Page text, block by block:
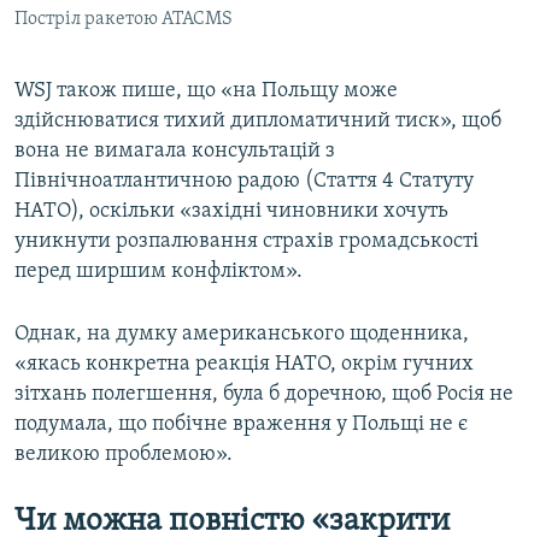
Постріл ракетою ATACMS
WSJ також пише, що «на Польщу може
здійснюватися тихий дипломатичний тиск», щоб
вона не вимагала консультацій з
Північноатлантичною радою (Стаття 4 Статуту
НАТО), оскільки «західні чиновники хочуть
уникнути розпалювання страхів громадськості
перед ширшим конфліктом».
Однак, на думку американського щоденника,
«якась конкретна реакція НАТО, окрім гучних
зітхань полегшення, була б доречною, щоб Росія не
подумала, що побічне враження у Польщі не є
великою проблемою».
Чи можна повністю «закрити